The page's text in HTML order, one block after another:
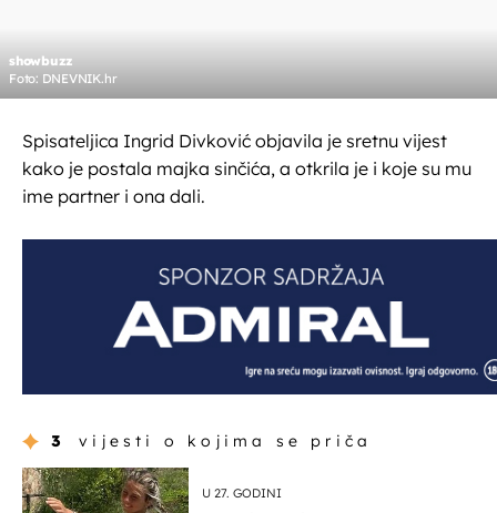
showbuzz
Foto: DNEVNIK.hr
Spisateljica Ingrid Divković objavila je sretnu vijest
kako je postala majka sinčića, a otkrila je i koje su mu
ime partner i ona dali.
3 vijesti o kojima se priča
U 27. GODINI